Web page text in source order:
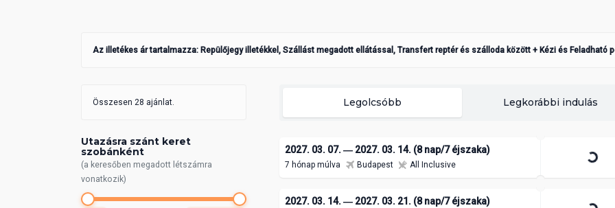
Az illetékes ár tartalmazza: Repülőjegy illetékkel, Szállást megadott ellátással, Transfert reptér és szálloda között + Kézi és Feladható
Összesen 28 ajánlat.
Utazásra szánt keret
szobánként
(a keresőben megadott létszámra
vonatkozik)
Legolcsóbb Legkorábbi indulás
2027. 03. 07. ― 2027. 03. 14. (8 nap/7 éjszaka)
7 hónap múlva Budapest All Inclusive
2027. 03. 14. ― 2027. 03. 21. (8 nap/7 éjszaka)